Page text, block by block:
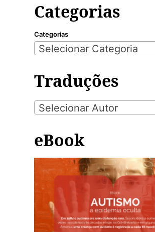
Categorias
Categorias
Selecionar Categoria
Traduções
Selecionar Autor
eBook